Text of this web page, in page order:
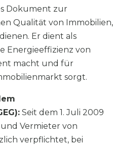
Dokument zur
Qualität von Immobilien,
Er dient als
Energieeffizienz von
macht und für
sorgt.
Seit dem 1. Juli 2009
Vermieter von
verpflichtet, bei